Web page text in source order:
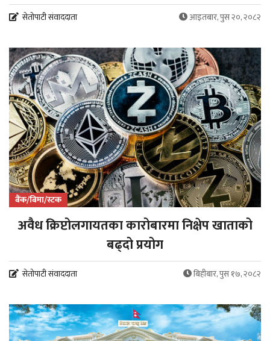
सेतोपाटी संवाददाता आइतबार, पुस २०, २०८२
बैंक/बिमा/स्टक
अवैध क्रिप्टोलगायतका कारोबारमा निक्षेप खाताको
बढ्दो प्रयोग
सेतोपाटी संवाददाता बिहीबार, पुस १७, २०८२